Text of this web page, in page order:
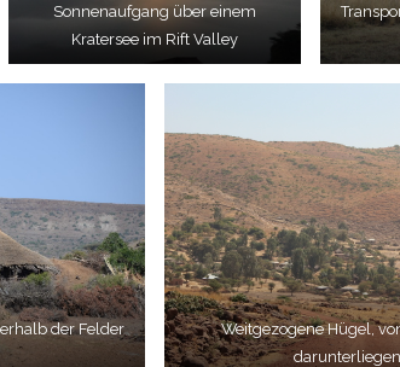
Sonnenaufgang über einem
Kratersee im Rift Valley
der Felder
Weitgezogene Hügel,